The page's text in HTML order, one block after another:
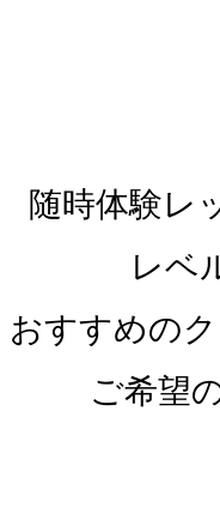
随時体験レ
レベ
おすすめの
ご希望